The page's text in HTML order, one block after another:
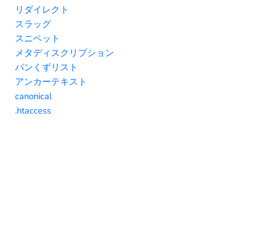
リダイレクト
スラッグ
スニペット
メタディスクリプション
パンくずリスト
アンカーテキスト
canonical
.htaccess